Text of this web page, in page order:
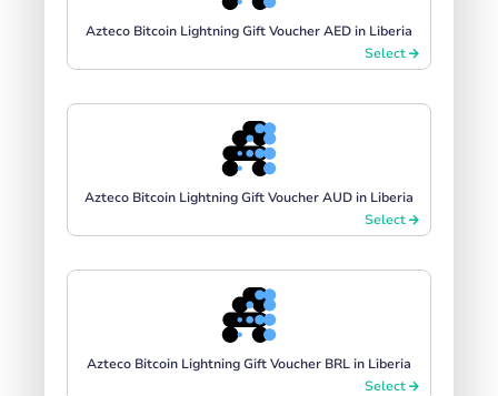
Azteco Bitcoin Lightning Gift Voucher AED in Liberia
Select
Azteco Bitcoin Lightning Gift Voucher AUD in Liberia
Select
Azteco Bitcoin Lightning Gift Voucher BRL in Liberia
Select